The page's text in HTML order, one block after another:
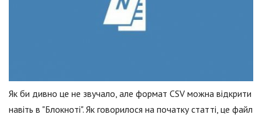
Як би дивно це не звучало, але формат CSV можна відкрити
навіть в "Блокноті". Як говорилося на початку статті, це файл